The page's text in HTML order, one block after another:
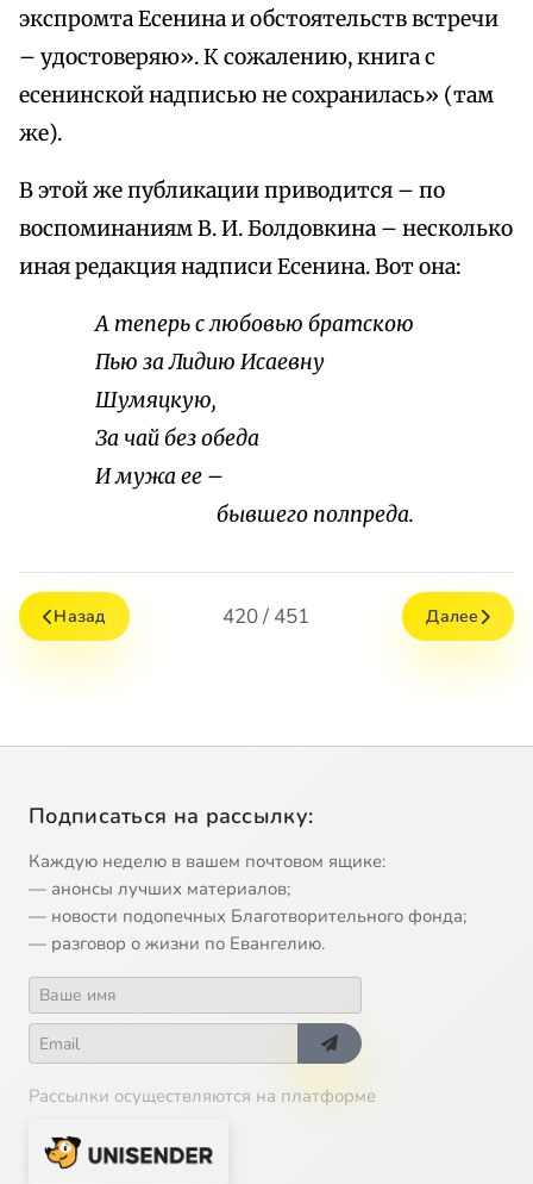
экспромта Есенина и обстоятельств встречи
– удостоверяю». К сожалению, книга с
есенинской надписью не сохранилась» (там
же).
В этой же публикации приводится – по
воспоминаниям В. И. Болдовкина – несколько
иная редакция надписи Есенина. Вот она:
А теперь с любовью братскою
Пью за Лидию Исаевну
Шумяцкую,
За чай без обеда
И мужа ее –
бывшего полпреда.
Назад 420 / 451 Далее
Подписаться на рассылку:
Каждую неделю в вашем почтовом ящике:
— анонсы лучших материалов;
— новости подопечных Благотворительного фонда;
— разговор о жизни по Евангелию.
Рассылки осуществляются на платформе